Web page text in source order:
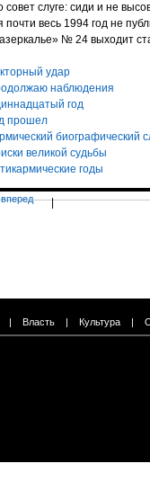
совет слуге: сиди и не
почти весь 1994 год не
№ 24 выходит
удар
наблюдения
год
прошел
биографический
великой судьбы
годы
|
вперед
| Власть | Культура |